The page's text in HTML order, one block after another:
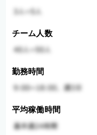
チーム人数
勤務時間
平均稼働時間